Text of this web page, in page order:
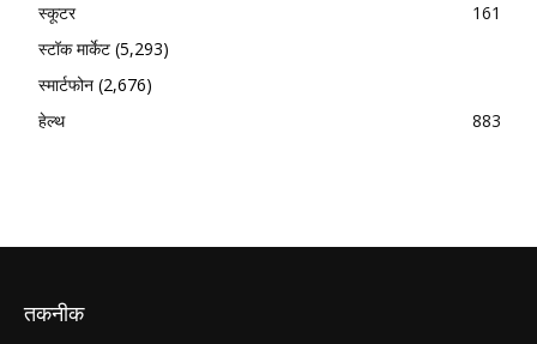
स्कूटर
161
स्टॉक मार्केट (5,293)
स्मार्टफोन (2,676)
हेल्थ
883
तकनीक